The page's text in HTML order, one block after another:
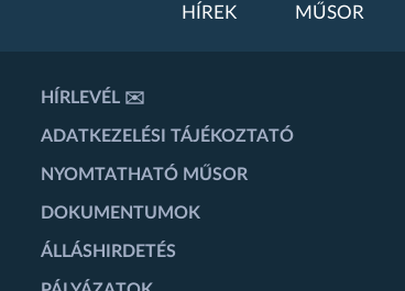
HÍREK MŰSOR
HÍRLEVÉL ✉️
ADATKEZELÉSI TÁJÉKOZTATÓ
NYOMTATHATÓ MŰSOR
DOKUMENTUMOK
ÁLLÁSHIRDETÉS